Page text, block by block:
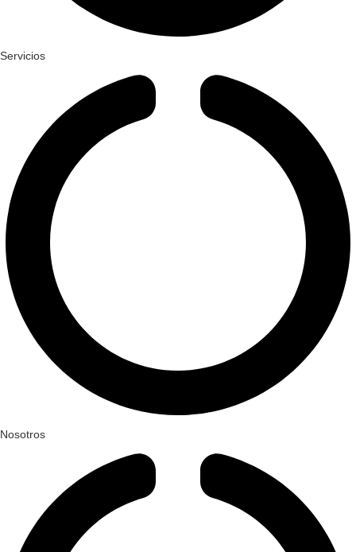
Servicios
Nosotros